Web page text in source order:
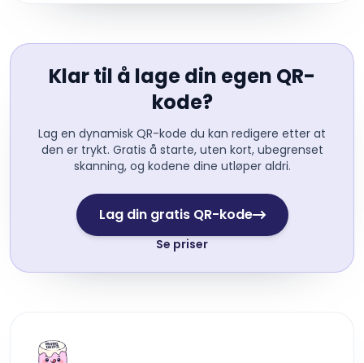
Klar til å lage din egen QR-
kode?
Lag en dynamisk QR-kode du kan redigere etter at
den er trykt. Gratis å starte, uten kort, ubegrenset
skanning, og kodene dine utløper aldri.
Lag din gratis QR-kode
Se priser